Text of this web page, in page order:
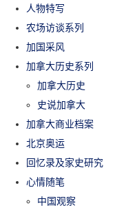
人物特写
农场访谈系列
加国采风
加拿大历史系列
加拿大历史
史说加拿大
加拿大商业档案
北京奥运
回忆录及家史研究
心情随笔
中国观察